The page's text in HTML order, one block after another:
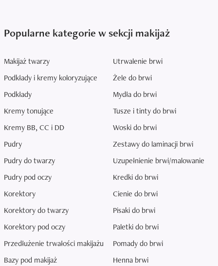
Popularne kategorie w sekcji makijaż
Makijaż twarzy
Podkłady i kremy koloryzujące
Podkłady
Kremy tonujące
Kremy BB, CC i DD
Pudry
Pudry do twarzy
Pudry pod oczy
Korektory
Korektory do twarzy
Korektory pod oczy
Przedłużenie trwałości makijażu
Bazy pod makijaż
Utrwalenie brwi
Żele do brwi
Mydła do brwi
Tusze i tinty do brwi
Woski do brwi
Zestawy do laminacji brwi
Uzupełnienie brwi/malowanie
Kredki do brwi
Cienie do brwi
Pisaki do brwi
Paletki do brwi
Pomady do brwi
Henna brwi